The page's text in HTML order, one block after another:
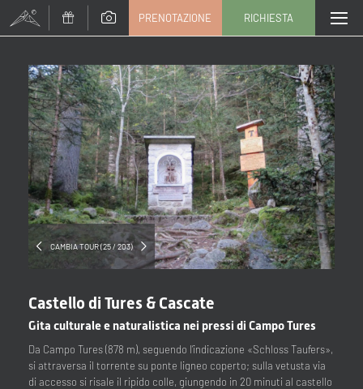
PRENOTAZIONE RICHIESTA
CAMBIA TOUR (25 / 203)
Castello di Tures & Cascate
Gita culturale e naturalistica nei pressi di Campo Tures
Da Campo Tures (878 m), seguendo l’indicazione «Schloss Taufers»,
si attraversa il torrente su ponte ligneo coperto; sulla vetusta via
di accesso si risale il ripido colle, giungendo in 20 minuti al castello
Titolo
Famiglia Signor Signora
Nome Cognome*
E-mail*
*campi obbligatori
Invia